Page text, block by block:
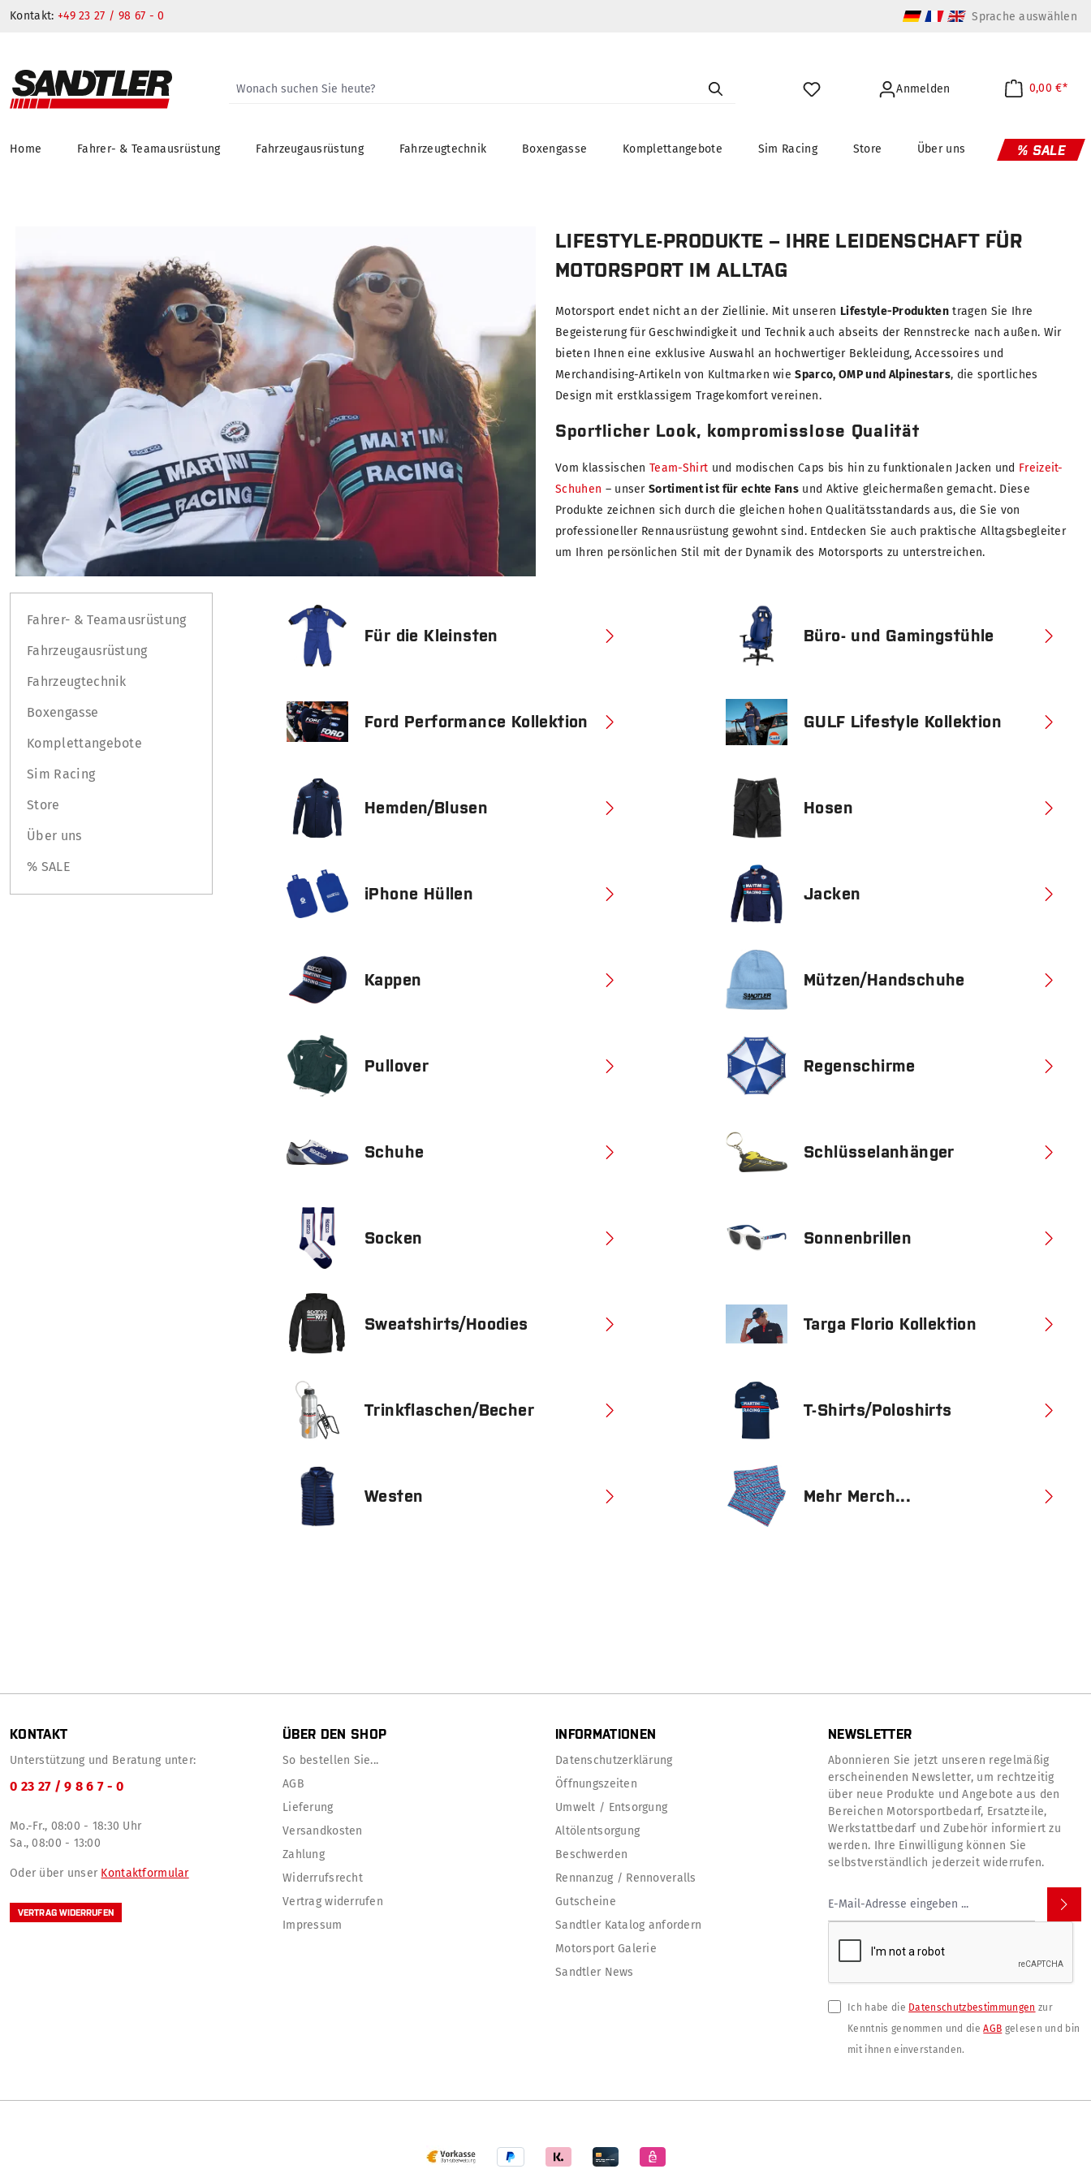
Kontakt: +49 23 27 / 98 67 - 0 Sprache auswählen
Anmelden 0,00 €*
Home Fahrer- & Teamausrüstung Fahrzeugausrüstung Fahrzeugtechnik Boxengasse Komplettangebote Sim Racing Store Über uns % SALE
LIFESTYLE-PRODUKTE – IHRE LEIDENSCHAFT FÜR
MOTORSPORT IM ALLTAG
Motorsport endet nicht an der Ziellinie. Mit unseren Lifestyle-Produkten tragen Sie Ihre
Begeisterung für Geschwindigkeit und Technik auch abseits der Rennstrecke nach außen. Wir
bieten Ihnen eine exklusive Auswahl an hochwertiger Bekleidung, Accessoires und
Merchandising-Artikeln von Kultmarken wieSparco, OMP und Alpinestars, die sportliches
Design mit erstklassigem Tragekomfort vereinen.
Sportlicher Look, kompromisslose Qualität
Vom klassischenTeam-Shirt und modischen Caps bis hin zu funktionalen Jacken und Freizeit-
Schuhen – unserSortiment ist für echte Fans und Aktive gleichermaßen gemacht. Diese
Produkte zeichnen sich durch die gleichen hohen Qualitätsstandards aus, die Sie von
professioneller Rennausrüstung gewohnt sind. Entdecken Sie auch praktische Alltagsbegleiter
um Ihren persönlichen Stil mit der Dynamik des Motorsports zu unterstreichen.
Fahrer- & Teamausrüstung
Fahrzeugausrüstung
Fahrzeugtechnik
Boxengasse
Komplettangebote
Sim Racing
Store
Über uns
% SALE
Für die Kleinsten Büro- und Gamingstühle
Ford Performance Kollektion GULF Lifestyle Kollektion
Hemden/Blusen Hosen
iPhone Hüllen Jacken
Kappen Mützen/Handschuhe
Pullover Regenschirme
Schuhe Schlüsselanhänger
Socken Sonnenbrillen
Sweatshirts/Hoodies Targa Florio Kollektion
Trinkflaschen/Becher T-Shirts/Poloshirts
Westen Mehr Merch...
KONTAKT
Unterstützung und Beratung unter:
0 23 27 / 9 8 6 7 - 0
Mo.-Fr., 08:00 - 18:30 Uhr
Sa., 08:00 - 13:00
Oder über unser Kontaktformular
VERTRAG WIDERRUFEN
ÜBER DEN SHOP
So bestellen Sie...
AGB
Lieferung
Versandkosten
Zahlung
Widerrufsrecht
Vertrag widerrufen
Impressum
INFORMATIONEN
Datenschutzerklärung
Öffnungszeiten
Umwelt / Entsorgung
Altölentsorgung
Beschwerden
Rennanzug / Rennoveralls
Gutscheine
Sandtler Katalog anfordern
Motorsport Galerie
Sandtler News
NEWSLETTER
Abonnieren Sie jetzt unseren regelmäßig
erscheinenden Newsletter, um rechtzeitig
über neue Produkte und Angebote aus den
Bereichen Motorsportbedarf, Ersatzteile,
Werkstattbedarf und Zubehör informiert zu
werden. Ihre Einwilligung können Sie
selbstverständlich jederzeit widerrufen.
Ich habe die Datenschutzbestimmungen zur
Kenntnis genommen und dieAGB gelesen und bin
mit ihnen einverstanden.